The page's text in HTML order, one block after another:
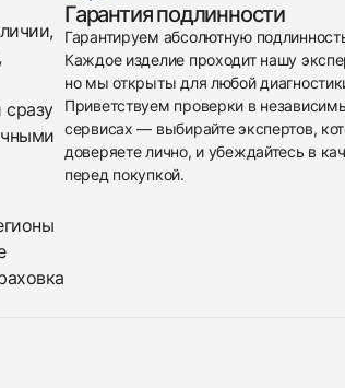
Гарантия подлинности
Гарантируем абсолютную
Каждое изделие проходит нашу
но мы открыты для любой
Приветствуем проверки в
сервисах — выбирайте экспертов,
доверяете лично, и убеждайтесь в
перед покупкой.